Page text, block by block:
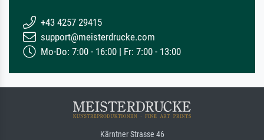
+43 4257 29415
support@meisterdrucke.com
Mo-Do: 7:00 - 16:00 | Fr: 7:00 - 13:00
Kärntner Strasse 46